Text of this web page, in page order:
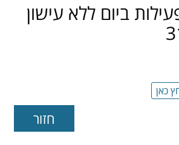
ביום ללא עישון
כאן